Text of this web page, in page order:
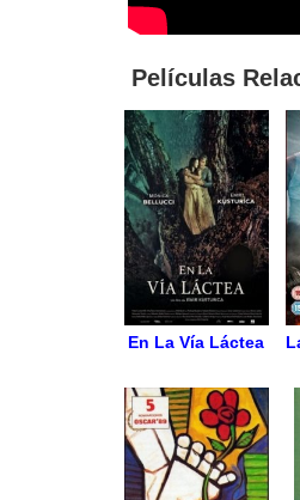
Películas
En La Vía Láctea